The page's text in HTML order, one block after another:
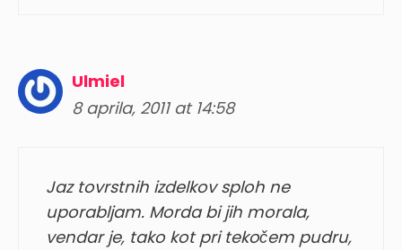
Ulmiel
8 aprila, 2011 at 14:58
Jaz tovrstnih izdelkov sploh ne
uporabljam. Morda bi jih morala,
vendar je, tako kot pri tekočem pudru,